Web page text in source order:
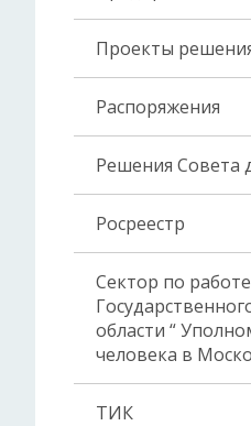
Проекты
Распоряжения
Решения Совета
Росреестр
Сектор по
области “
человека в
ТИК